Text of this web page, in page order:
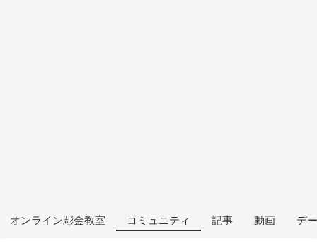
オンライン彫金教室 コミュニティ 記事 動画 デ